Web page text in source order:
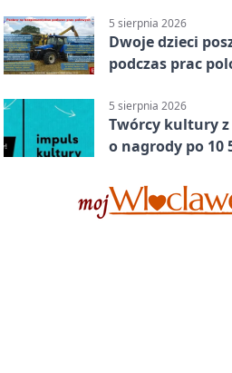
5 sierpnia 2026
Dwoje dzieci
podczas prac
5 sierpnia 2026
Twórcy kultury z
o nagrody po 10